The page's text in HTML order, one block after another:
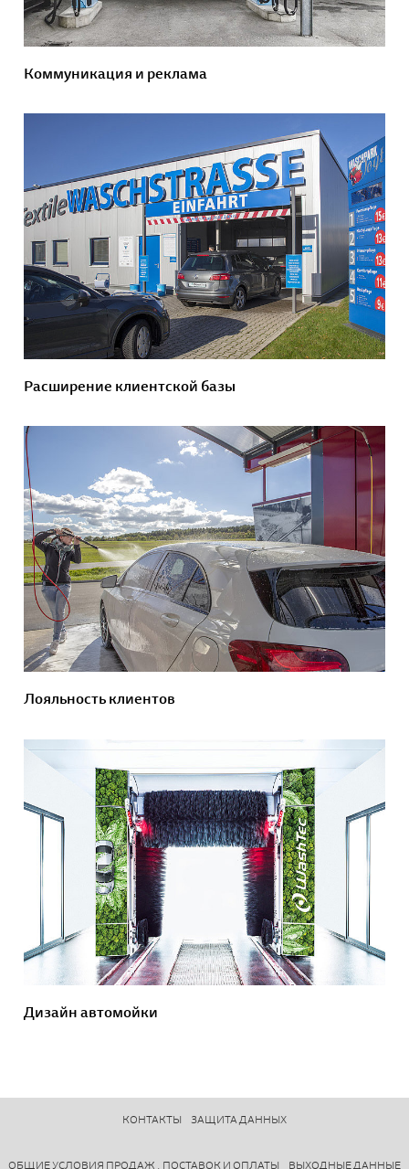
Коммуникация и реклама
Расширение клиентской базы
Лояльность клиентов
Дизайн автомойки
КОНТАКТЫ ЗАЩИТА ДАННЫХ
ОБЩИЕ УСЛОВИЯ ПРОДАЖ , ПОСТАВОК И ОПЛАТЫ ВЫХОДНЫЕ ДАННЫЕ